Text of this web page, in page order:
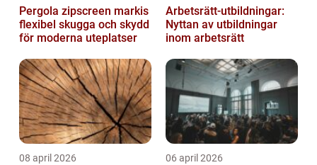
Pergola zipscreen markis
flexibel skugga och skydd
för moderna uteplatser
Arbetsrätt-utbildningar:
Nyttan av utbildningar
inom arbetsrätt
08 april 2026 06 april 2026